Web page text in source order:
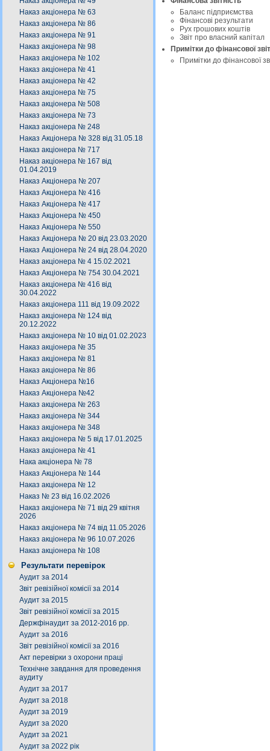
Наказ акціонера № 63
Наказ акціонера № 86
Наказ акціонера № 91
Наказ акціонера № 98
Наказ акціонера № 102
Наказ акціонера № 41
Наказ акціонера № 42
Наказ акціонера № 75
Наказ акціонера № 508
Наказ акціонера № 73
Наказ акціонера № 248
Наказ Акціонера № 328 від 31.05.18
Наказ акціонера № 717
Наказ акціонера № 167 від
01.04.2019
Наказ Акціонера № 207
Наказ Акціонера № 416
Наказ Акціонера № 417
Наказ Акціонера № 450
Наказ Акціонера № 550
Наказ Акціонера № 20 від 23.03.2020
Наказ Акціонера № 24 від 28.04.2020
Наказ акціонера № 4 15.02.2021
Наказ Акціонера № 754 30.04.2021
Наказ акціонера № 416 від
30.04.2022
Наказ акціонера 111 від 19.09.2022
Наказ акціонера № 124 від
20.12.2022
Наказ акціонера № 10 від 01.02.2023
Наказ акціонера № 35
Наказ акціонера № 81
Наказ акціонера № 86
Наказ Акціонера №16
Наказ Акціонера №42
Наказ акціонера № 263
Наказ акціонера № 344
Наказ акціонера № 348
Наказ акціонера № 5 від 17.01.2025
Наказ акціонера № 41
Нака акціонера № 78
Наказ Акціонера № 144
Наказ акціонера № 12
Наказ № 23 від 16.02.2026
Наказ акціонера № 71 від 29 квітня
2026
Наказ акціонера № 74 від 11.05.2026
Наказ акціонера № 96 10.07.2026
Наказ акціонера № 108
Результати перевірок
Аудит за 2014
Звіт ревізійної комісії за 2014
Аудит за 2015
Звіт ревізійної комісії за 2015
Держфінаудит за 2012-2016 рр.
Аудит за 2016
Звіт ревізійної комісії за 2016
Акт перевірки з охорони праці
Технічне завдання для проведення
аудиту
Аудит за 2017
Аудит за 2018
Аудит за 2019
Аудит за 2020
Аудит за 2021
Аудит за 2022 рік
Баланс підприємства
Фінансові результати
Рух грошових коштів
Звіт про власний капітал
Примітки до фінансової
Примітки до фінансової